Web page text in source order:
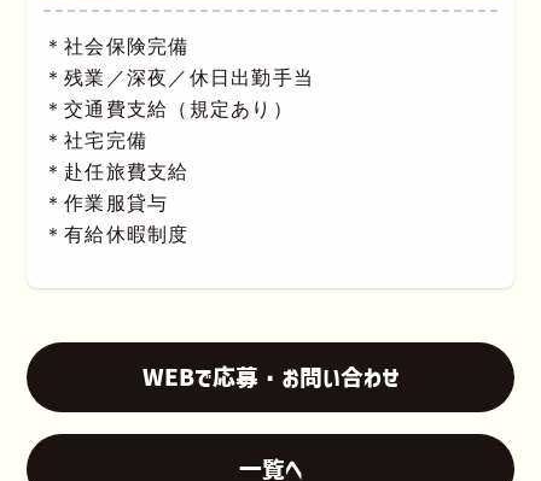
＊社会保険完備
＊残業／深夜／休日出勤手当
＊交通費支給（規定あり）
＊社宅完備
＊赴任旅費支給
＊作業服貸与
＊有給休暇制度
WEBで応募・お問い合わせ
一覧へ